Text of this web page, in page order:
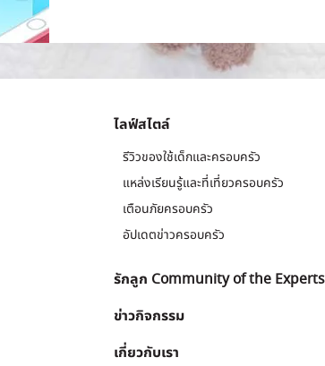
ไลฟ์สไตล์
รีวิวของใช้เด็กและครอบครัว
แหล่งเรียนรู้และที่เที่ยวครอบครัว
เตือนภัยครอบครัว
อัปเดตข่าวครอบครัว
รักลูก Community of the Experts
ข่าวกิจกรรม
เกี่ยวกับเรา